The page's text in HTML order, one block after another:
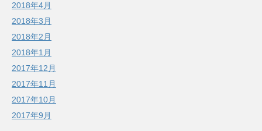
2018年4月
2018年3月
2018年2月
2018年1月
2017年12月
2017年11月
2017年10月
2017年9月